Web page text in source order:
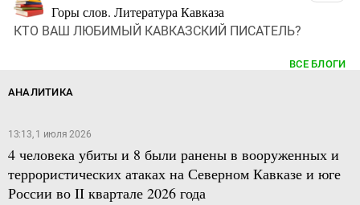
Горы слов. Литература Кавказа
КТО ВАШ ЛЮБИМЫЙ КАВКАЗСКИЙ ПИСАТЕЛЬ?
ВСЕ БЛОГИ
АНАЛИТИКА
13:13, 1 июля 2026
4 человека убиты и 8 были ранены в вооруженных и
террористических атаках на Северном Кавказе и юге
России во II квартале 2026 года